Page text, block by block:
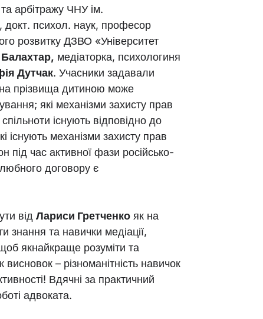
та арбітражу ЧНУ ім.
, докт. психол. наук, професор
розвитку ДЗВО «Університет
медіаторка, психологиня
Дутчак. Учасники задавали
прізвища дитиною може
які механізми захисту прав
існують відповідно до
існують механізми захисту прав
під час активної фази російсько-
договору є
від Лариси Гретченко як на
знання та навички медіації,
якнайкраще розуміти та
– різноманітність навичок
Вдячні за практичний
адвоката.